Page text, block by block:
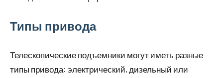
Типы привода
Телескопические подъемники могут иметь разные
типы привода: электрический, дизельный или